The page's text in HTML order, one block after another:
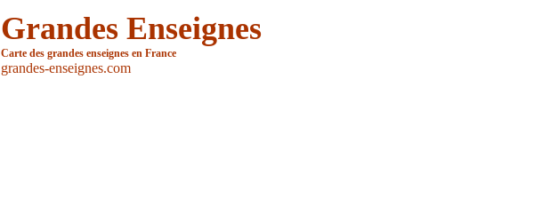
Grandes Enseignes
Carte des grandes enseignes en France
grandes-enseignes.com